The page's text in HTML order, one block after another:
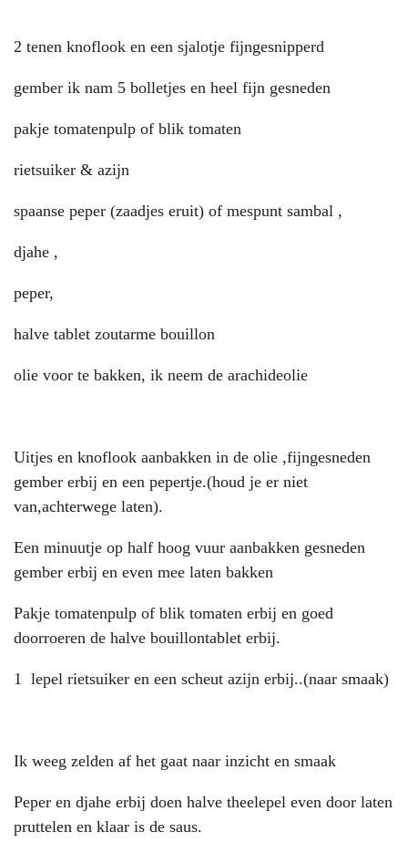
2 tenen knoflook en een sjalotje fijngesnipperd
gember ik nam 5 bolletjes en heel fijn gesneden
pakje tomatenpulp of blik tomaten
rietsuiker & azijn
spaanse peper (zaadjes eruit) of mespunt sambal ,
djahe ,
peper,
halve tablet zoutarme bouillon
olie voor te bakken, ik neem de arachideolie
Uitjes en knoflook aanbakken in de olie ,fijngesneden
gember erbij en een pepertje.(houd je er niet
van,achterwege laten).
Een minuutje op half hoog vuur aanbakken gesneden
gember erbij en even mee laten bakken
Pakje tomatenpulp of blik tomaten erbij en goed
doorroeren de halve bouillontablet erbij.
1 lepel rietsuiker en een scheut azijn erbij..(naar smaak)
Ik weeg zelden af het gaat naar inzicht en smaak
Peper en djahe erbij doen halve theelepel even door laten
pruttelen en klaar is de saus.